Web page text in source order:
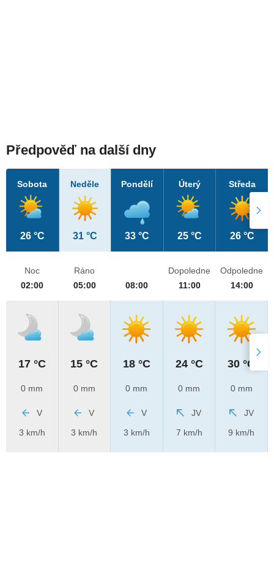
Předpověď na další dny
Sobota
26 °C
Neděle
31 °C
Pondělí
33 °C
Úterý
25 °C
Středa
26 °C
Noc
02:00
17 °C
0 mm
V
3 km/h
Ráno
05:00
15 °C
0 mm
V
3 km/h
08:00
18 °C
0 mm
V
3 km/h
Dopoledne
11:00
24 °C
0 mm
JV
7 km/h
Odpoledne
14:00
30 °C
0 mm
JV
9 km/h